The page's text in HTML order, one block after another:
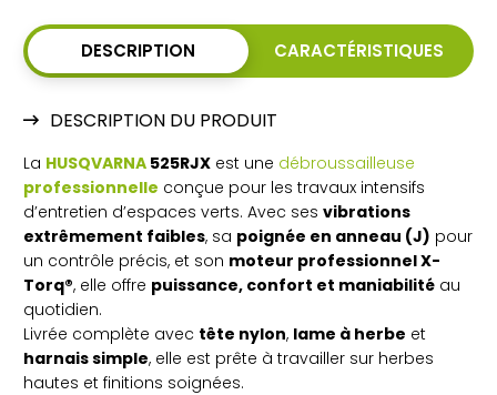
DESCRIPTION CARACTÉRISTIQUES
DESCRIPTION DU PRODUIT
La HUSQVARNA 525RJX est une débroussailleuse
professionnelle conçue pour les travaux intensifs
d’entretien d’espaces verts. Avec ses vibrations
extrêmement faibles, sa poignée en anneau (J) pour
un contrôle précis, et son moteur professionnel X-
Torq®, elle offre puissance, confort et maniabilité au
quotidien.
Livrée complète avec tête nylon, lame à herbe et
harnais simple, elle est prête à travailler sur herbes
hautes et finitions soignées.